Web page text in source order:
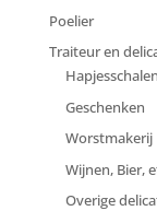
Poelier
Traiteur en
Geschenken
Worstmakerij
Wijnen, Bier,
Overige